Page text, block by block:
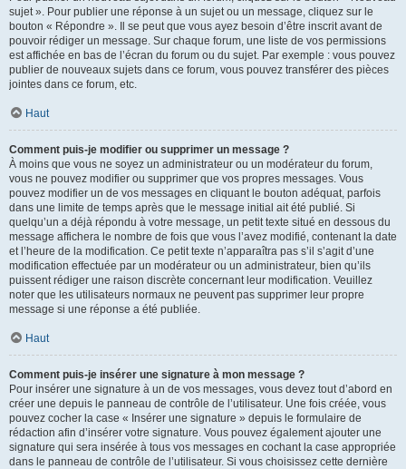
sujet ». Pour publier une réponse à un sujet ou un message, cliquez sur le
bouton « Répondre ». Il se peut que vous ayez besoin d’être inscrit avant de
pouvoir rédiger un message. Sur chaque forum, une liste de vos permissions
est affichée en bas de l’écran du forum ou du sujet. Par exemple : vous pouvez
publier de nouveaux sujets dans ce forum, vous pouvez transférer des pièces
jointes dans ce forum, etc.
Haut
Comment puis-je modifier ou supprimer un message ?
À moins que vous ne soyez un administrateur ou un modérateur du forum,
vous ne pouvez modifier ou supprimer que vos propres messages. Vous
pouvez modifier un de vos messages en cliquant le bouton adéquat, parfois
dans une limite de temps après que le message initial ait été publié. Si
quelqu’un a déjà répondu à votre message, un petit texte situé en dessous du
message affichera le nombre de fois que vous l’avez modifié, contenant la date
et l’heure de la modification. Ce petit texte n’apparaîtra pas s’il s’agit d’une
modification effectuée par un modérateur ou un administrateur, bien qu’ils
puissent rédiger une raison discrète concernant leur modification. Veuillez
noter que les utilisateurs normaux ne peuvent pas supprimer leur propre
message si une réponse a été publiée.
Haut
Comment puis-je insérer une signature à mon message ?
Pour insérer une signature à un de vos messages, vous devez tout d’abord en
créer une depuis le panneau de contrôle de l’utilisateur. Une fois créée, vous
pouvez cocher la case « Insérer une signature » depuis le formulaire de
rédaction afin d’insérer votre signature. Vous pouvez également ajouter une
signature qui sera insérée à tous vos messages en cochant la case appropriée
dans le panneau de contrôle de l’utilisateur. Si vous choisissez cette dernière